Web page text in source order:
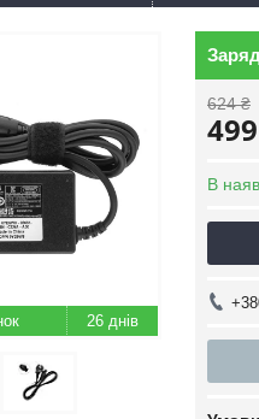
26 днів
624 ₴
В